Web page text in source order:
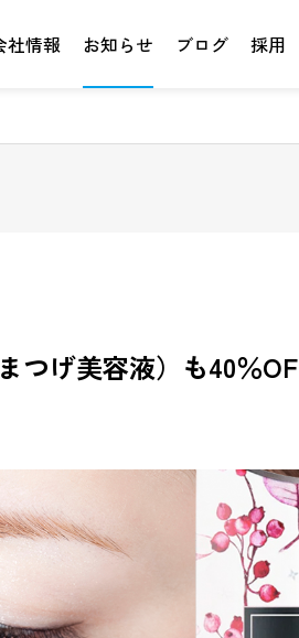
社情報 お知らせ ブログ 採用
つげ美容液）も40％